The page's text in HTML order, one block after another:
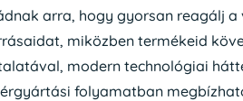
arra, hogy gyorsan
miközben termékeid
modern technológiai
folyamatban